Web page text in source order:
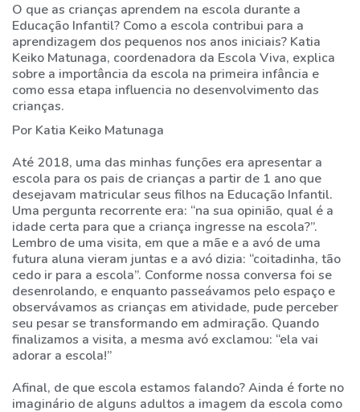
NOSSOS
EVENTOS
AGENDAR
VISITA
FALE
COM
A
GENTE
31
3773-
3868
CHAT
WHATSAPP
ENVIE-
O que as crianças aprendem na escola durante a
Educação Infantil? Como a escola contribui para a
aprendizagem dos pequenos nos anos iniciais? Katia
Keiko Matunaga, coordenadora da Escola Viva, explica
sobre a importância da escola na primeira infância e
como essa etapa influencia no desenvolvimento das
crianças.
Por Katia Keiko Matunaga
Até 2018, uma das minhas funções era apresentar a
escola para os pais de crianças a partir de 1 ano que
desejavam matricular seus filhos na Educação Infantil.
Uma pergunta recorrente era: “na sua opinião, qual é a
idade certa para que a criança ingresse na escola?”.
Lembro de uma visita, em que a mãe e a avó de uma
futura aluna vieram juntas e a avó dizia: “coitadinha, tão
cedo ir para a escola”. Conforme nossa conversa foi se
desenrolando, e enquanto passeávamos pelo espaço e
observávamos as crianças em atividade, pude perceber
seu pesar se transformando em admiração. Quando
finalizamos a visita, a mesma avó exclamou: “ela vai
adorar a escola!”
Afinal, de que escola estamos falando? Ainda é forte no
imaginário de alguns adultos a imagem da escola como